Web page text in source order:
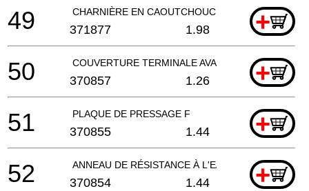
CHARNIÈRE EN CAOUTCHOUC +
49 371877 1.98
COUVERTURE TERMINALE AVANT +
50 370857 1.26
PLAQUE DE PRESSAGE F +
51 370855 1.44
ANNEAU DE RÉSISTANCE À L'EAU +
52 370854 1.44